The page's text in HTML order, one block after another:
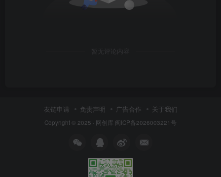
暂无评论内容
友链申请 免责声明 广告合作 关于我们
Copyright © 2025 · 网创库 闽ICP备2026003221号